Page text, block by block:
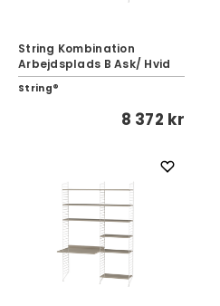
String Kombination
Arbejdsplads B Ask/ Hvid
String®
8 372 kr